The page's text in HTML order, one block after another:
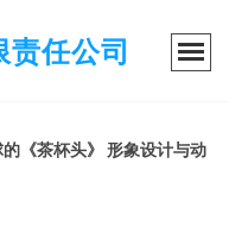
任公司
《茶杯头》 形象设计与动